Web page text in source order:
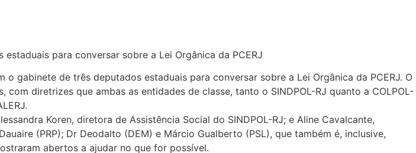
para conversar sobre a Lei Orgânica da PCERJ
gabinete de três deputados estaduais para conversar sobre a Lei Orgânica da PCERJ. O
diretrizes que ambas as entidades de classe, tanto o SINDPOL-RJ quanto a COLPOL-
Koren, diretora de Assistência Social do SINDPOL-RJ; e Aline Cavalcante,
(PRP); Dr Deodalto (DEM) e Márcio Gualberto (PSL), que também é, inclusive,
abertos a ajudar no que for possível.